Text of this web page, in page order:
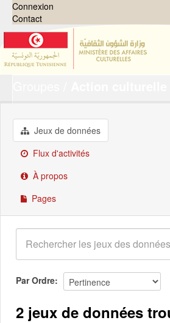
Connexion
Contact
Groupes
Demandes
À propos
Jeux de données
Flux d'activités
À propos
Pages
Par Ordre
2 jeux de données